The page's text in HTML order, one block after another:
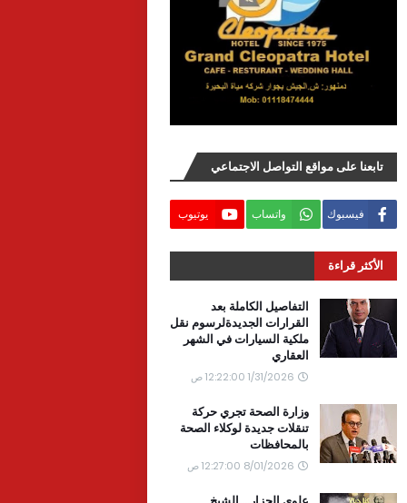
تابعنا على مواقع التواصل الاجتماعي
فيسبوك واتساب يوتيوب
الأكثر قراءة
التفاصيل الكاملة بعد
القرارات الجديدةلرسوم نقل
ملكية السيارات في الشهر
العقاري
1/31/2026 12:22:00 ص
وزارة الصحة تجري حركة
تنقلات جديدة لوكلاء الصحة
بالمحافظات
8/01/2026 12:27:00 ص